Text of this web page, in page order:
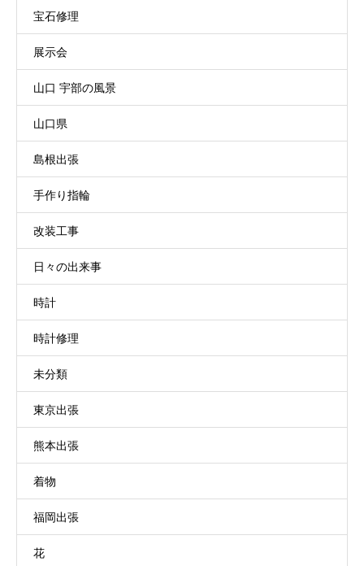
宝石修理
展示会
山口 宇部の風景
山口県
島根出張
手作り指輪
改装工事
日々の出来事
時計
時計修理
未分類
東京出張
熊本出張
着物
福岡出張
花